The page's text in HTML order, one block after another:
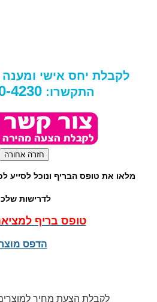
לקבלת יחס אישי
התקשרו: 4230
מלאו את טופס הבריף ונוכל
לדרישות
טופס בריף
הדפס
לקבלת הצעת מחיר